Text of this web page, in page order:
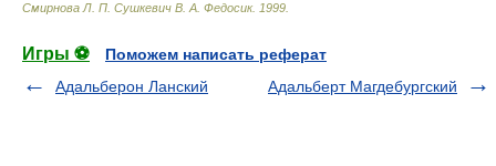
Смирнова Л. П. Сушкевич В. А. Федосик. 1999
Игры ⚽
Поможем написать реферат
Адальберон Ланский
Адальберт Магдебургский